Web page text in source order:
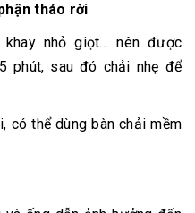
tháo rời
nhỏ giọt… nên được
phút, sau đó chải nhẹ để
có thể dùng bàn chải mềm